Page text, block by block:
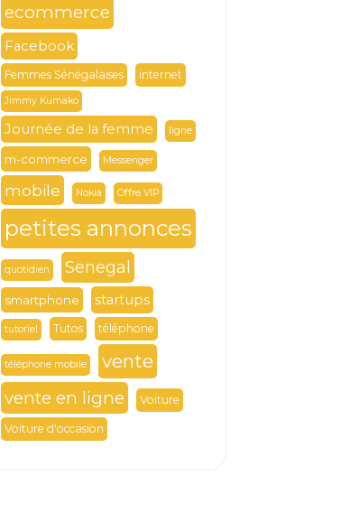
ecommerce
Facebook
Femmes Sénégalaises internet
Jimmy Kumako
Journée de la femme ligne
m-commerce Messenger
mobile Nokia Offre VIP
petites annonces
quotidien Senegal
smartphone startups
tutoriel Tutos téléphone
téléphone mobile vente
vente en ligne Voiture
Voiture d'occasion